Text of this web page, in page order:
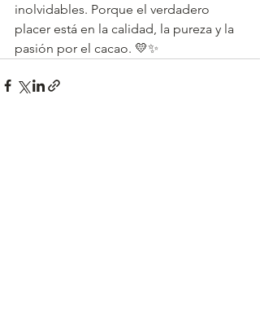
inolvidables. Porque el verdadero
placer está en la calidad, la pureza y la
pasión por el cacao. 💛✨